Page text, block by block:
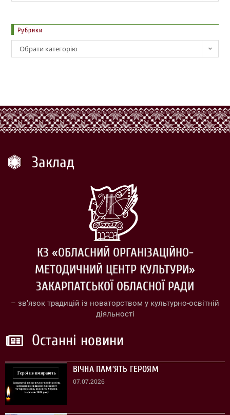
Рубрики
Обрати категорію
Заклад
КЗ «ОБЛАСНИЙ ОРГАНІЗАЦІЙНО-
МЕТОДИЧНИЙ ЦЕНТР КУЛЬТУРИ»
ЗАКАРПАТСЬКОЇ ОБЛАСНОЇ РАДИ
– зв’язок традицій із новаторством у культурно-освітній
діяльності
Останні новини
ВІЧНА ПАМ’ЯТЬ ГЕРОЯМ
07.07.2026